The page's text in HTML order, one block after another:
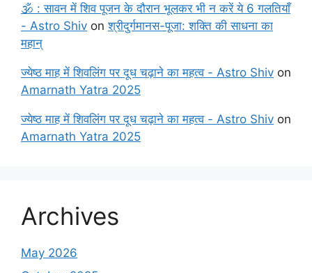
🕉️ : सावन में शिव पूजन के दौरान भूलकर भी न करें ये 6 गलतियाँ
- Astro Shiv onश्रीदुर्गमानस-पूजा: शक्ति की साधना का
महान्
ज्येष्ठ माह में शिवलिंग पर दूध चढ़ाने का महत्व - Astro Shiv on
Amarnath Yatra 2025
ज्येष्ठ माह में शिवलिंग पर दूध चढ़ाने का महत्व - Astro Shiv on
Amarnath Yatra 2025
Archives
May 2026